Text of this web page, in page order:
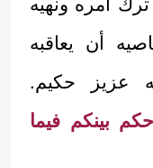
أن يعاقبه
عزيز حكيم.
بينكم فيما